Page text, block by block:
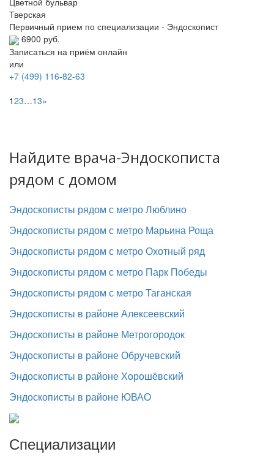
Тверская
Первичный прием по специализации - Эндоскопист
6900 руб.
Записаться на приём онлайн
или
+7 (499) 116-82-63
123…13»
Найдите врача-Эндоскописта
рядом с домом
Эндоскописты рядом с метро Люблино
Эндоскописты рядом с метро Марьина Роща
Эндоскописты рядом с метро Охотный ряд
Эндоскописты рядом с метро Парк Победы
Эндоскописты рядом с метро Таганская
Эндоскописты в районе Алексеевский
Эндоскописты в районе Метрогородок
Эндоскописты в районе Обручевский
Эндоскописты в районе Хорошёвский
Эндоскописты в районе ЮВАО
Специализации